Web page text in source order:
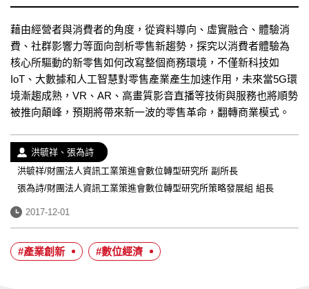
藉由經營者與消費者的角度，從資料導向、虛實融合、體驗消
費、社群影響力等面向剖析零售新趨勢，探究以消費者體驗為
核心所驅動的新零售如何改寫整個商務環境，不僅新科技如
IoT、大數據和人工智慧對零售產業產生加速作用，未來當5G環
境漸趨成熟，VR、AR、高畫質影音直播等技術與服務也將順勢
被推向顛峰，預期將帶來新一波的零售革命，翻轉商業模式。
作
者：
洪毓祥、張為詩
經
歷：
洪毓祥/財團法人資訊工業策進會數位轉型研究所 副所長
張為詩/財團法人資訊工業策進會數位轉型研究所策略發展組 組長
發
布
日
期：
2017-12-01
#產業創新 #數位經濟